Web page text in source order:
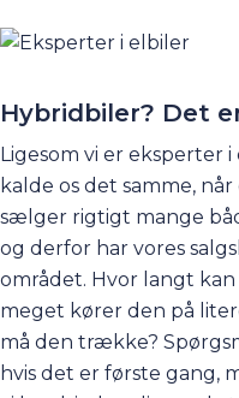
på, at du får den bedste
vores hjemmeside og
du kan få rigtigt meget
stillede spørgsmål. Du
Hybridbiler? Det
Ligesom vi er eksperter
kalde os det samme,
sælger rigtigt mange
og derfor har vores
området. Hvor langt
meget kører den på
må den trække?
hvis det er første gang,